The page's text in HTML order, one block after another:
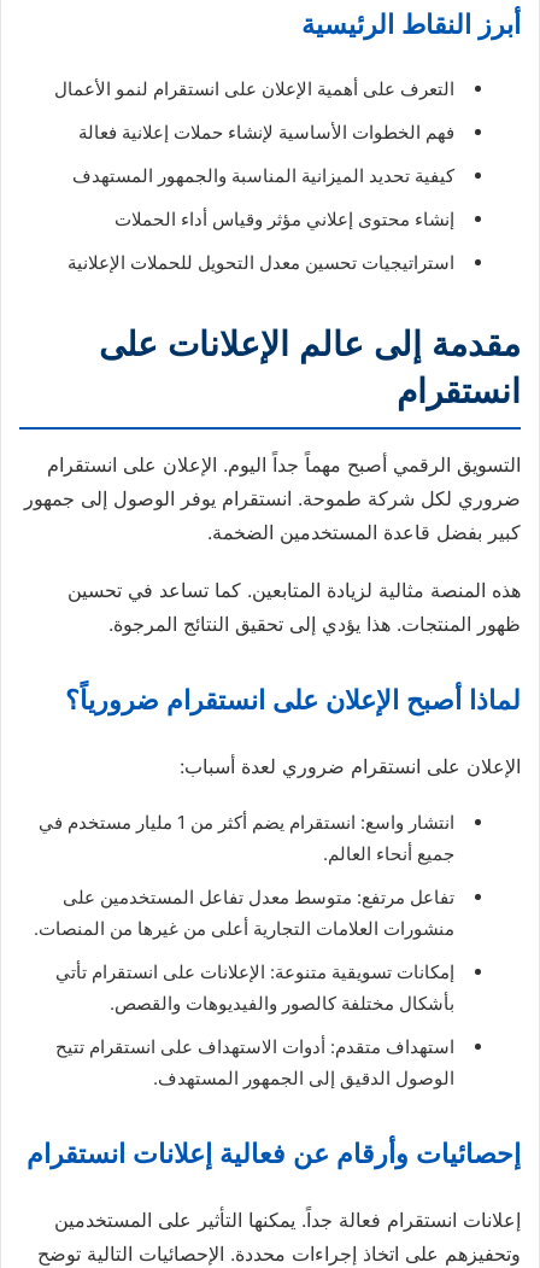
أبرز النقاط الرئيسية
التعرف على أهمية الإعلان على انستقرام لنمو الأعمال
فهم الخطوات الأساسية لإنشاء حملات إعلانية فعالة
كيفية تحديد الميزانية المناسبة والجمهور المستهدف
إنشاء محتوى إعلاني مؤثر وقياس أداء الحملات
استراتيجيات تحسين معدل التحويل للحملات الإعلانية
مقدمة إلى عالم الإعلانات على
انستقرام
التسويق الرقمي أصبح مهماً جداً اليوم. الإعلان على انستقرام
ضروري لكل شركة طموحة. انستقرام يوفر الوصول إلى جمهور
كبير بفضل قاعدة المستخدمين الضخمة.
هذه المنصة مثالية لزيادة المتابعين. كما تساعد في تحسين
ظهور المنتجات. هذا يؤدي إلى تحقيق النتائج المرجوة.
لماذا أصبح الإعلان على انستقرام ضرورياً؟
الإعلان على انستقرام ضروري لعدة أسباب:
انتشار واسع: انستقرام يضم أكثر من 1 مليار مستخدم في
جميع أنحاء العالم.
تفاعل مرتفع: متوسط معدل تفاعل المستخدمين على
منشورات العلامات التجارية أعلى من غيرها من المنصات.
إمكانات تسويقية متنوعة: الإعلانات على انستقرام تأتي
بأشكال مختلفة كالصور والفيديوهات والقصص.
استهداف متقدم: أدوات الاستهداف على انستقرام تتيح
الوصول الدقيق إلى الجمهور المستهدف.
إحصائيات وأرقام عن فعالية إعلانات انستقرام
إعلانات انستقرام فعالة جداً. يمكنها التأثير على المستخدمين
وتحفيزهم على اتخاذ إجراءات محددة. الإحصائيات التالية توضح